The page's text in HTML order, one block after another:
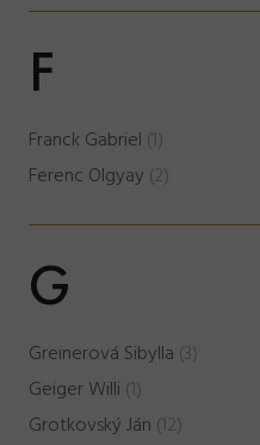
F
Franck Gabriel (1)
Ferenc Olgyay (2)
G
Greinerová Sibylla (3)
Geiger Willi (1)
Grotkovský Ján (12)